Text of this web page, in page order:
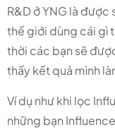
R&D ở YNG là
thế giới dùng cái gì
thời các bạn sẽ
thấy kết quả mình
Ví dụ như khi lọc
những bạn